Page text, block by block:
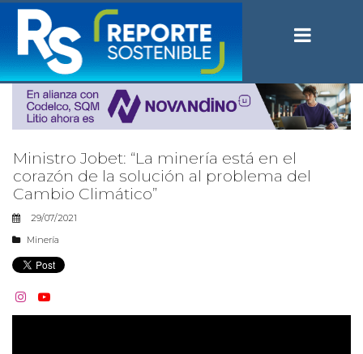
Ministro Jobet: “La minería está en el
corazón de la solución al problema del
Cambio Climático”
29/07/2021
Minería
 